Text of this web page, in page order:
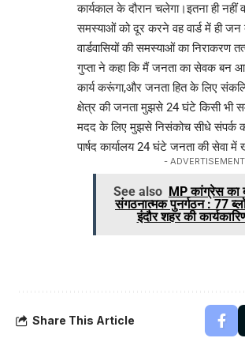
कार्यकाल के दौरान चलेगा।इतना ही नहीं
समस्याओं को दूर करने वह वार्ड में ही जन
वार्डवासियों की समस्याओं का निराकरण
गुप्ता ने कहा कि मैं जनता का सेवक बन
कार्य करूंगा,और जनता हित के लिए
क्षेत्र की जनता मुझसे 24 घंटे किसी भी
मदद के लिए मुझसे निसंकोच सीधे संपर्क
पार्षद कार्यालय 24 घंटे जनता की सेवा में
-
See also MP कांग्रेस का
संगठनात्मक पुनर्गठन : 77
इंदौर शहर की
Share This Article